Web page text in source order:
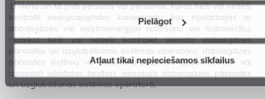
Pielāgot
Atļaut tikai nepieciešamos sīkfailus
1) viena un tā pati persona vai personas, kuras tieši vai netieši
kontrolē energoapgādes komersantu, kas nodarbojas ar
dabasgāzes vai elektroenerģijas ražošanu vai tirdzniecību,
nedrīkst tieši vai netieši kontrolēt vienoto dabasgāzes
pārvades un uzglabāšanas sistēmas operatoru, dabasgāzes
pārvades sistēmu vai Inčukalna pazemes gāzes krātuvi vai
izmantot jebkādas tiesības vienotajā dabasgāzes pārvades
un uzglabāšanas sistēmas operatorā;